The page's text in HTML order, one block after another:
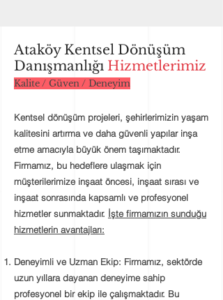
Ataköy Kentsel Dönüşüm
Danışmanlığı Hizmetlerimiz
Kalite / Güven / Deneyim
Kentsel dönüşüm projeleri, şehirlerimizin yaşam
kalitesini artırma ve daha güvenli yapılar inşa
etme amacıyla büyük önem taşımaktadır.
Firmamız, bu hedeflere ulaşmak için
müşterilerimize inşaat öncesi, inşaat sırası ve
inşaat sonrasında kapsamlı ve profesyonel
hizmetler sunmaktadır. İşte firmamızın sunduğu
hizmetlerin avantajları:
Deneyimli ve Uzman Ekip: Firmamız, sektörde
uzun yıllara dayanan deneyime sahip
profesyonel bir ekip ile çalışmaktadır. Bu